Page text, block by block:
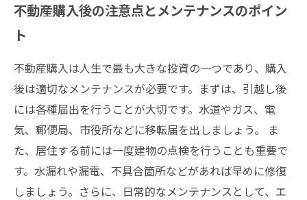
不動産購入後の注意点とメンテナンスのポイン
ト
不動産購入は人生で最も大きな投資の一つであり、購入
後は適切なメンテナンスが必要です。まずは、引越し後
には各種届出を行うことが大切です。水道やガス、電
気、郵便局、市役所などに移転届を出しましょう。 ま
た、居住する前には一度建物の点検を行うことも重要で
す。水漏れや漏電、不具合箇所などがあれば早めに修復
しましょう。さらに、日常的なメンテナンスとして、エ